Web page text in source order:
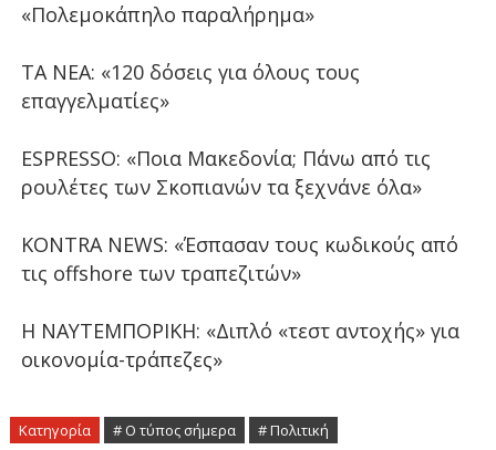
«Πολεμοκάπηλο παραλήρημα»
ΤΑ ΝΕΑ: «120 δόσεις για όλους τους
επαγγελματίες»
ESPRESSO: «Ποια Μακεδονία; Πάνω από τις
ρουλέτες των Σκοπιανών τα ξεχνάνε όλα»
KONTRA NEWS: «Έσπασαν τους κωδικούς από
τις offshore των τραπεζιτών»
Η ΝΑΥΤΕΜΠΟΡΙΚΗ: «Διπλό «τεστ αντοχής» για
οικονομία-τράπεζες»
Κατηγορία # Ο τύπος σήμερα # Πολιτική